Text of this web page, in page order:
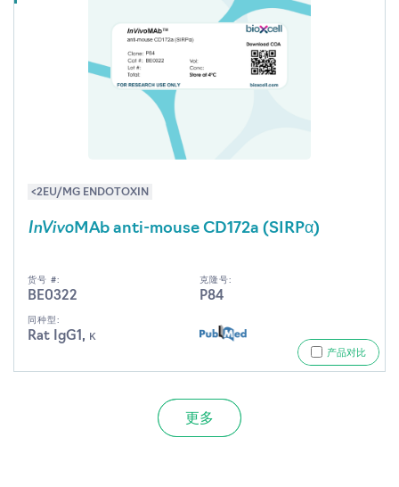
<2EU/MG ENDOTOXIN
InVivoMAb anti-mouse CD172a (SIRPα)
货号 #:
BE0322
克隆号:
P84
同种型:
Rat IgG1, κ
产品对比
更多